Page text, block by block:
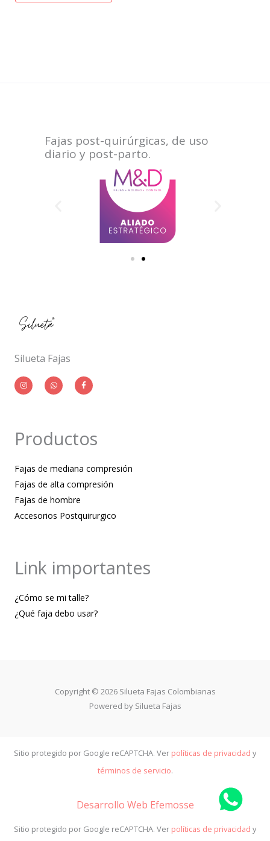
Fajas post-quirúrgicas, de uso
diario y post-parto.
Silueta Fajas
n
s
t
m
h
a
t
a
c
e
f
Productos
Fajas de mediana compresión
Fajas de alta compresión
Fajas de hombre
Accesorios Postquirurgico
Link importantes
¿Cómo se mi talle?
¿Qué faja debo usar?
Copyright © 2026 Silueta Fajas Colombianas
Powered by Silueta Fajas
Sitio protegido por Google reCAPTCHA. Ver políticas de privacidad y
términos de servicio.
Desarrollo Web Efemosse
Sitio protegido por Google reCAPTCHA. Ver políticas de privacidad y